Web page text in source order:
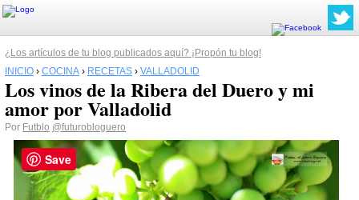
¿Los artículos de tu blog publicados aquí? ¡Propón tu blog!
INICIO › COCINA › RECETAS › VALLADOLID
Los vinos de la Ribera del Duero y mi
amor por Valladolid
Por Futblo @futurobloguero
Save